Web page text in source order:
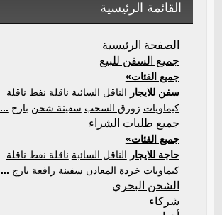
القائمة الرئيسية
الصفحة الرئيسية
جميع السفن للبيع
جميع الفئات»
سفن للايجار الناقل السائبة ناقلة نفط ناقلة
كيماويات زورق السحب سفينة شحن بارج ...
جميع طلبات الشراء
جميع الفئات»
حاجة للايجار الناقل السائبة ناقلة نفط ناقلة
كيماويات خردة المعادن سفينة رافعة بارج ...
الشحن البحري
شركاء